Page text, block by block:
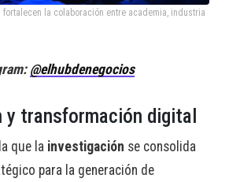
la colaboración entre academia, industria
@elhubdenegocios
y transformación digital
que la investigación se consolida
para la generación de